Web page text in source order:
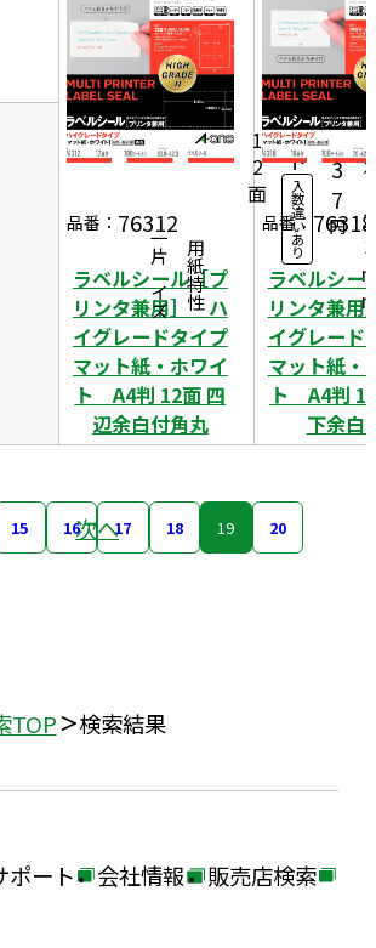
TOP 検索結果
一片サイズ用紙特性
品番： 76312
ラベルシール［プ
リンタ兼用］ ハ
イグレードタイプ
マット紙・ホワイ
ト A4判 12面 四
辺余白付角丸
1
2
面
10
0シ
ー
ト
入
数
違
い
あ
り
6,
2
3
7
円
8
8
3
品番： 76318
ラベルシー
リンタ兼
イグレード
マット紙・
ト A4判
下余白
15 16 17 18 19 20
次へ
ポート
外
会社情報
外
販売店検索